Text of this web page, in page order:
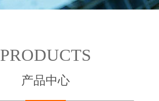
PRODUCTS
产品中心